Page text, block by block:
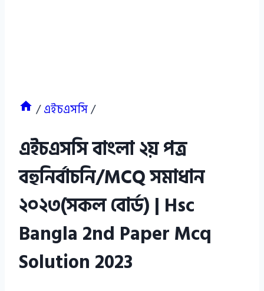
/এইচএসসি/
এইচএসসি বাংলা ২য় পত্র
বহুনির্বাচনি/MCQ সমাধান
২০২৩(সকল বোর্ড) | Hsc
Bangla 2nd Paper Mcq
Solution 2023